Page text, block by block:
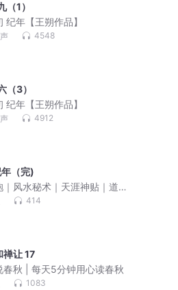
（1）
纪年【王朔作品】
4548
（3）
纪年【王朔作品】
4912
（完)
｜风水秘术｜天涯神贴｜道
｜三集上瘾
414
禅让 17
春秋 | 每天5分钟用心读春秋
1083